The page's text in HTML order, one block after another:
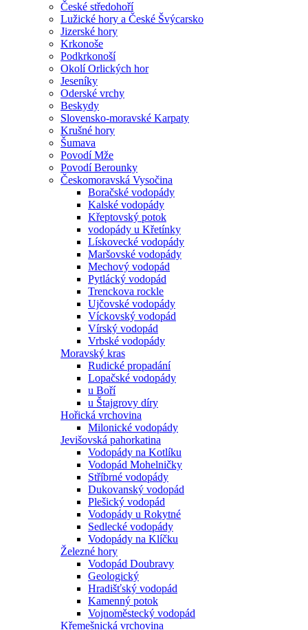
České středohoří
Lužické hory a České Švýcarsko
Jizerské hory
Krkonoše
Podkrkonoší
Okolí Orlických hor
Jeseníky
Oderské vrchy
Beskydy
Slovensko-moravské Karpaty
Krušné hory
Šumava
Povodí Mže
Povodí Berounky
Českomoravská Vysočina
Boračské vodopády
Kalské vodopády
Křeptovský potok
vodopády u Křetínky
Lískovecké vodopády
Maršovské vodopády
Mechový vodopád
Pytlácký vodopád
Trenckova rockle
Ujčovské vodopády
Víckovský vodopád
Vírský vodopád
Vrbské vodopády
Moravský kras
Rudické propadání
Lopačské vodopády
u Boří
u Štajgrovy díry
Hořická vrchovina
Milonické vodopády
Jevišovská pahorkatina
Vodopády na Kotlíku
Vodopád Mohelničky
Stříbrné vodopády
Dukovanský vodopád
Plešický vodopád
Vodopády u Rokytné
Sedlecké vodopády
Vodopády na Klíčku
Železné hory
Vodopád Doubravy
Geologický
Hradišťský vodopád
Kamenný potok
Vojnoměstecký vodopád
Křemešnická vrchovina